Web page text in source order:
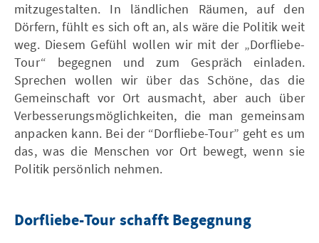
mitzugestalten. In ländlichen Räumen, auf den
Dörfern, fühlt es sich oft an, als wäre die Politik weit
weg. Diesem Gefühl wollen wir mit der „Dorfliebe-
Tour“ begegnen und zum Gespräch einladen.
Sprechen wollen wir über das Schöne, das die
Gemeinschaft vor Ort ausmacht, aber auch über
Verbesserungsmöglichkeiten, die man gemeinsam
anpacken kann. Bei der “Dorfliebe-Tour” geht es um
das, was die Menschen vor Ort bewegt, wenn sie
Politik persönlich nehmen.
Dorfliebe-Tour schafft Begegnung